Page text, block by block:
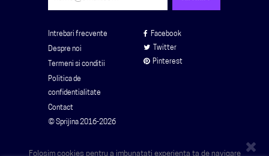
Intrebari frecvente
Despre noi
Termeni si conditii
Politica de
confidentialitate
Contact
Facebook
Twitter
Pinterest
© Sprijina 2016-2026
Folosim cookies pentru a imbunatati experienta ta de navigare